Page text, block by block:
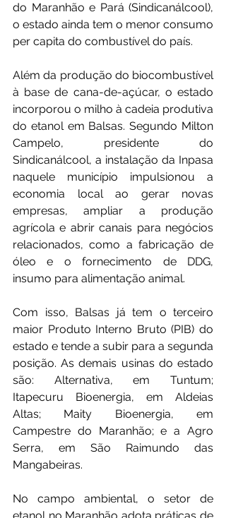
do Maranhão e Pará (Sindicanálcool),
o estado ainda tem o menor consumo
per capita do combustível do país.
Além da produção do biocombustível
à base de cana-de-açúcar, o estado
incorporou o milho à cadeia produtiva
do etanol em Balsas. Segundo Milton
Campelo, presidente do
Sindicanálcool, a instalação da Inpasa
naquele município impulsionou a
economia local ao gerar novas
empresas, ampliar a produção
agrícola e abrir canais para negócios
relacionados, como a fabricação de
óleo e o fornecimento de DDG,
insumo para alimentação animal.
Com isso, Balsas já tem o terceiro
maior Produto Interno Bruto (PIB) do
estado e tende a subir para a segunda
posição. As demais usinas do estado
são: Alternativa, em Tuntum;
Itapecuru Bioenergia, em Aldeias
Altas; Maity Bioenergia, em
Campestre do Maranhão; e a Agro
Serra, em São Raimundo das
Mangabeiras.
No campo ambiental, o setor de